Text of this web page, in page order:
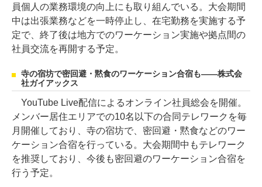
員個人の業務環境の向上にも取り組んでいる。大会期間
中は出張業務などを一時停止し、在宅勤務を実施する予
定で、終了後は地方でのワーケーション実施や拠点間の
社員交流を再開する予定。
寺の宿坊で密回避・黙食のワーケーション合宿も――株式会
社ガイアックス
YouTube Live配信によるオンライン社員総会を開催。
メンバー居住エリアでの10名以下の合同テレワークを毎
月開催しており、寺の宿坊で、密回避・黙食などのワー
ケーション合宿を行っている。大会期間中もテレワーク
を推奨しており、今後も密回避のワーケーション合宿を
行う予定。